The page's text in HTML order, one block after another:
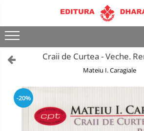
CARTI EDITURA DHARANA
OFERTE LA PACHET
Terapii
Dietoterapie
Dezvoltare
personala
Spiritualitate
Craii de Curtea - Veche.
Mateiu I. Caragiale
-20%